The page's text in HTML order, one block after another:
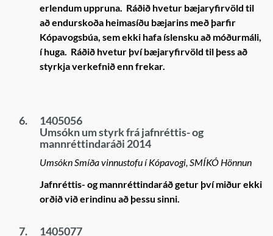
erlendum uppruna. Ráðið hvetur bæjaryfirvöld til
að endurskoða heimasíðu bæjarins með þarfir
Kópavogsbúa, sem ekki hafa íslensku að móðurmáli,
í huga. Ráðið hvetur því bæjaryfirvöld til þess að
styrkja verkefnið enn frekar.
6.
1405056
Umsókn um styrk frá jafnréttis- og
mannréttindaráði 2014
Umsókn Smíða vinnustofu í Kópavogi, SMÍKÓ Hönnun
Jafnréttis- og mannréttindaráð getur því miður ekki
orðið við erindinu að þessu sinni.
7.
1405077